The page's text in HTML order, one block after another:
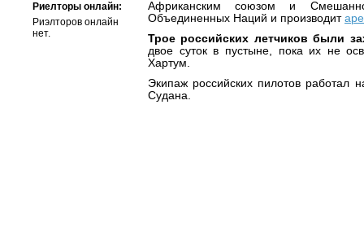
Риелторы онлайн:
Риэлторов онлайн
нет.
Африканским союзом и
Объединенных Наций и производит
Трое российских летчиков были
двое суток в пустыне, пока их не
Хартум.
Экипаж российских пилотов работал
Судана.